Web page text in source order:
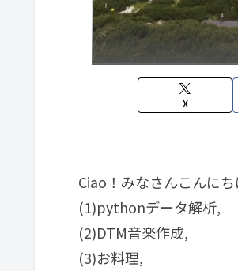
X
Ciao！みなさんこんに
(1)pythonデータ解析,
(2)DTM音楽作成,
(3)お料理,